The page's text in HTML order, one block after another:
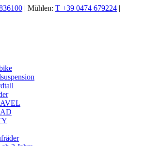
| Mühlen: T +39 0474 679224 |